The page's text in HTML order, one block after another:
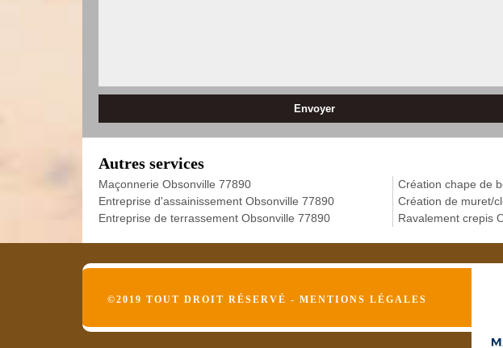
Autres services
Maçonnerie Obsonville 77890
Entreprise d'assainissement Obsonville 77890
Entreprise de terrassement Obsonville 77890
Création chape de
Création de muret/
Ravalement crepis
©2019 TOUT DROIT RÉSERVÉ - MENTIONS LÉGALES